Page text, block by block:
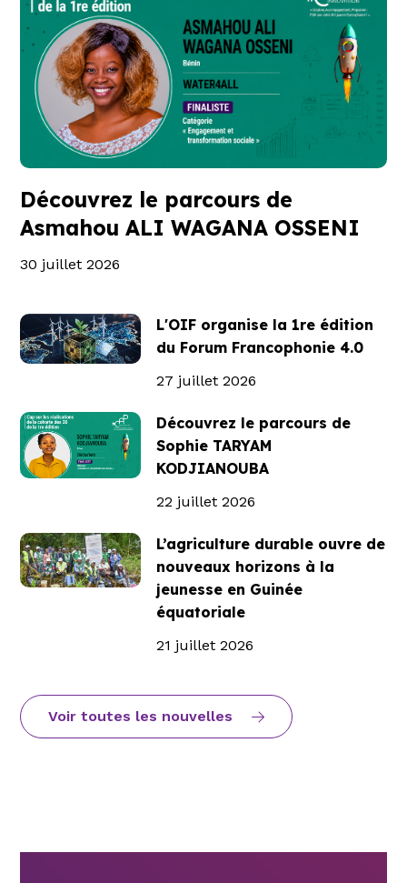
Découvrez le parcours de
Asmahou ALI WAGANA OSSENI
30 juillet 2026
L'OIF organise la 1re édition
du Forum Francophonie 4.0
27 juillet 2026
Découvrez le parcours de
Sophie TARYAM
KODJIANOUBA
22 juillet 2026
L’agriculture durable ouvre de
nouveaux horizons à la
jeunesse en Guinée
équatoriale
21 juillet 2026
Voir toutes les nouvelles